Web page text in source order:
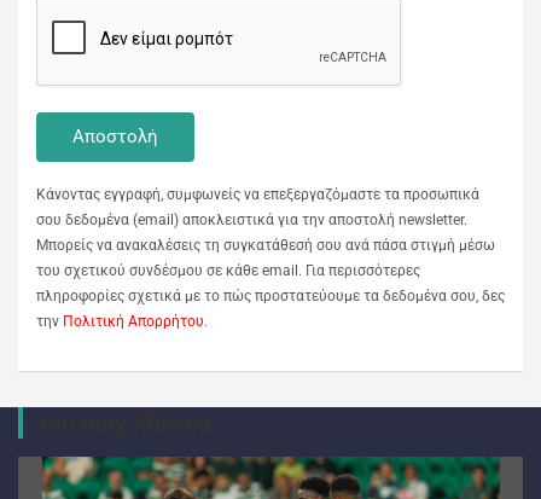
Κάνοντας εγγραφή, συμφωνείς να επεξεργαζόμαστε τα προσωπικά
σου δεδομένα (email) αποκλειστικά για την αποστολή newsletter.
Μπορείς να ανακαλέσεις τη συγκατάθεσή σου ανά πάσα στιγμή μέσω
του σχετικού συνδέσμου σε κάθε email. Για περισσότερες
πληροφορίες σχετικά με το πώς προστατεύουμε τα δεδομένα σου, δες
την Πολιτική Απορρήτου.